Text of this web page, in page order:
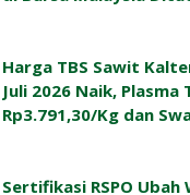
Harga TBS Sawit
Juli 2026 Naik, Plasma
Rp3.791,30/Kg dan
Sertifikasi RSPO Ubah